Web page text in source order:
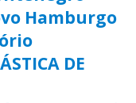
Hamburgo
DE